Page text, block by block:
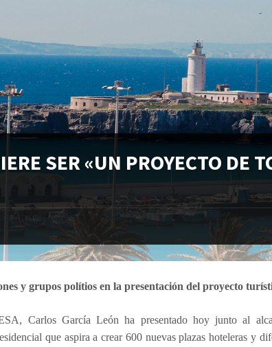
SER «UN PROYECTO DE
y grupos polítios en la presentación del proyecto
Carlos García León ha presentado hoy junto al
que aspira a crear 600 nuevas plazas hoteleras y